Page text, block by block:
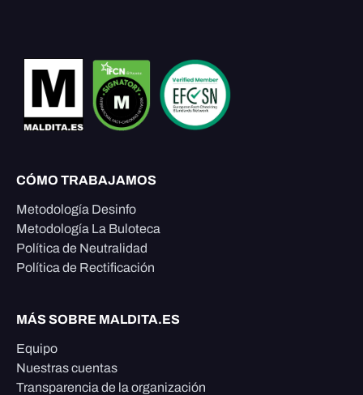
CÓMO TRABAJAMOS
Metodología Desinfo
Metodología La Buloteca
Política de Neutralidad
Política de Rectificación
MÁS SOBRE MALDITA.ES
Equipo
Nuestras cuentas
Transparencia de la organización